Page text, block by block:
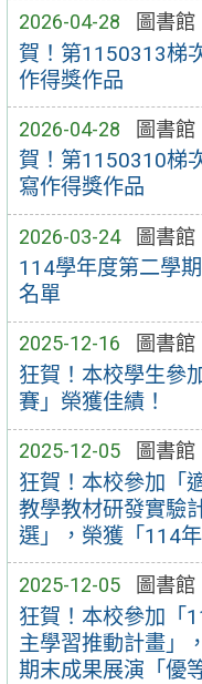
2026-04-28 圖書館
賀！第1150313梯
作得獎作品
2026-04-28 圖書館
賀！第1150310梯
寫作得獎作品
2026-03-24 圖書館
114學年度第二學
名單
2025-12-16 圖書館
狂賀！本校學生參
賽」榮獲佳績！
2025-12-05 圖書館
狂賀！本校參加「
教學教材研發實驗
選」，榮獲「114
2025-12-05 圖書館
狂賀！本校參加「
主學習推動計畫」
期末成果展演「優